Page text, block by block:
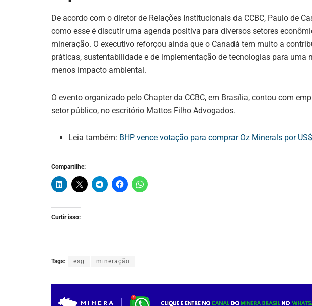
De acordo com o diretor de Relações Institucionais da CCBC, Paulo de
como esse é discutir uma agenda positiva para diversos setores
mineração. O executivo reforçou ainda que o Canadá tem muito a
práticas, sustentabilidade e de implementação de tecnologias para uma
menos impacto ambiental.
O evento organizado pelo Chapter da CCBC, em Brasília, contou com
setor público, no escritório Mattos Filho Advogados.
Leia também: BHP vence votação para comprar Oz Minerals por
Compartilhe:
Curtir isso:
Tags: esg mineração